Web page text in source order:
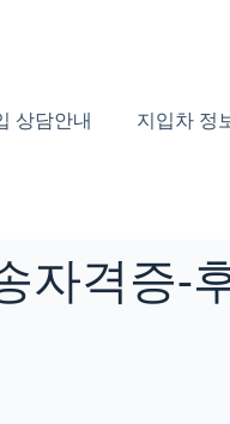
상담안내 지입차 정
자격증-